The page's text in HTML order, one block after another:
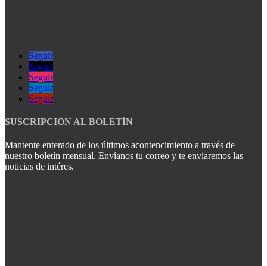
Seguir
Seguir
Seguir
Seguir
Seguir
SUSCRIPCIÓN AL BOLETÍN
Mantente enterado de los últimos acontencimiento a través de
nuestro boletín mensual. Envíanos tu correo y te enviaremos las
noticias de intéres.